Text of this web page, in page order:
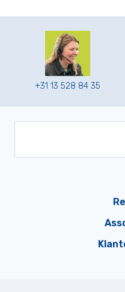
+31 13 528 84 35